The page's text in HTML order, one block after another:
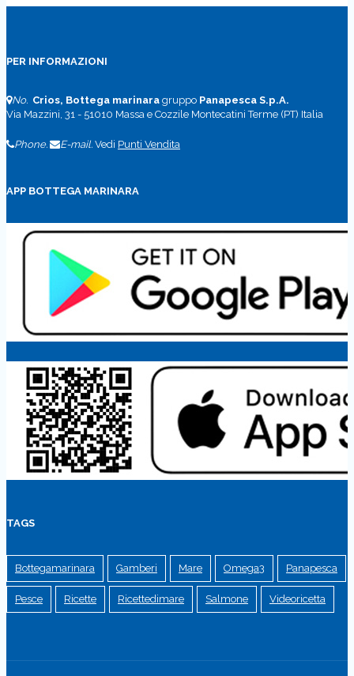
PER INFORMAZIONI
No. Crios, Bottega marinara gruppo Panapesca S.p.A.
Via Mazzini, 31 - 51010 Massa e Cozzile Montecatini Terme (PT) Italia
Phone. E-mail. Vedi Punti Vendita
APP BOTTEGA MARINARA
TAGS
Bottegamarinara Gamberi Mare Omega3 Panapesca
Pesce Ricette Ricettedimare Salmone Videoricetta